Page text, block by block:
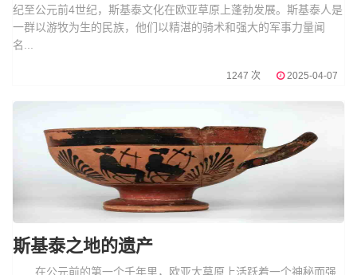
纪至公元前4世纪，斯基泰文化在欧亚草原上蓬勃发展。斯基泰人是
一群以游牧为生的民族，他们以精湛的骑术和强大的军事力量闻
名...
1247 次 2025-04-07
斯基泰之地的遗产
在公元前的第一个千年里，欧亚大草原上活跃着一个神秘而强